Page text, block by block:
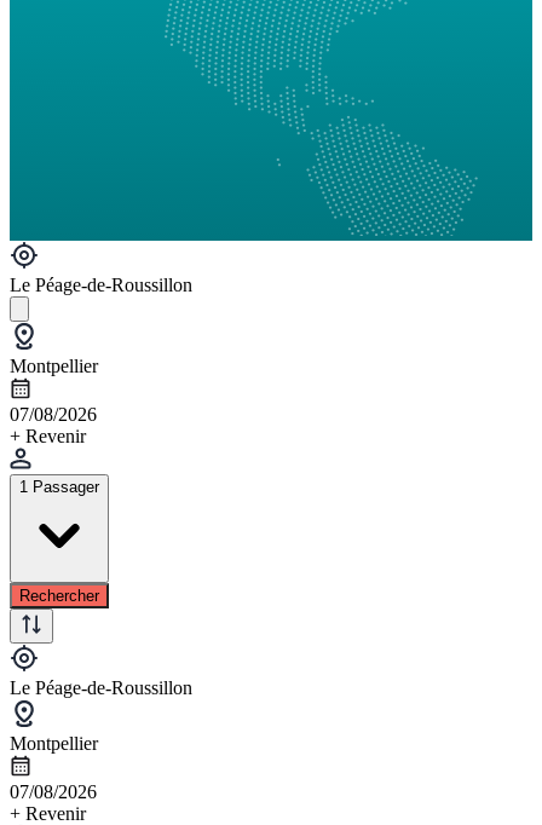
Le Péage-de-Roussillon
Montpellier
07/08/2026
+ Revenir
1 Passager
Rechercher
Le Péage-de-Roussillon
Montpellier
07/08/2026
+ Revenir